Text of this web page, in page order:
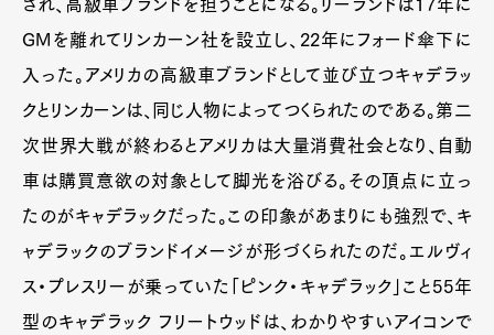
され、高級車ブランドを担うことになる。リーランドは17年に
GMを離れてリンカーン社を設立し、22年にフォード傘下に
入った。アメリカの高級車ブランドとして並び立つキャデラッ
クとリンカーンは、同じ人物によってつくられたのである。第二
次世界大戦が終わるとアメリカは大量消費社会となり、自動
車は購買意欲の対象として脚光を浴びる。その頂点に立っ
たのがキャデラックだった。この印象があまりにも強烈で、キ
ャデラックのブランドイメージが形づくられたのだ。エルヴィ
ス・プレスリーが乗っていた「ピンク・キャデラック」こと55年
型のキャデラック フリートウッドは、わかりやすいアイコンで